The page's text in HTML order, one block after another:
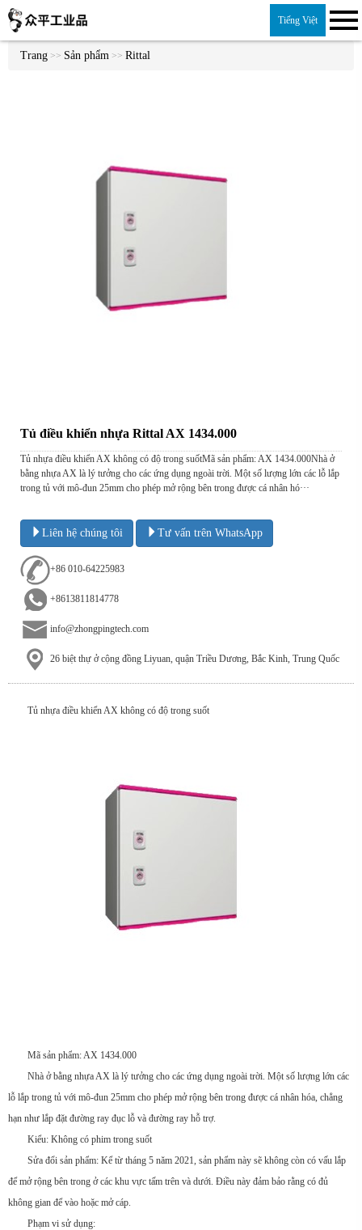
Tiếng Việt
Trang >> Sản phẩm >> Rittal
Tủ điều khiển nhựa Rittal AX 1434.000
Tủ nhựa điều khiển AX không có độ trong suốtMã sản phẩm: AX 1434.000Nhà ở
bằng nhựa AX là lý tưởng cho các ứng dụng ngoài trời. Một số lượng lớn các lỗ lắp
trong tủ với mô-đun 25mm cho phép mở rộng bên trong được cá nhân hó···
Liên hệ chúng tôi Tư vấn trên WhatsApp
+86 010-64225983
+8613811814778
info@zhongpingtech.com
26 biệt thự ở cộng đồng Liyuan, quận Triều Dương, Bắc Kinh, Trung Quốc
Tủ nhựa điều khiển AX không có độ trong suốt
Mã sản phẩm: AX 1434.000
Nhà ở bằng nhựa AX là lý tưởng cho các ứng dụng ngoài trời. Một số lượng lớn các
lỗ lắp trong tủ với mô-đun 25mm cho phép mở rộng bên trong được cá nhân hóa, chẳng
hạn như lắp đặt đường ray đục lỗ và đường ray hỗ trợ.
Kiểu: Không có phim trong suốt
Sửa đổi sản phẩm: Kể từ tháng 5 năm 2021, sản phẩm này sẽ không còn có vấu lắp
để mở rộng bên trong ở các khu vực tấm trên và dưới. Điều này đảm bảo rằng có đủ
không gian để vào hoặc mở cáp.
Phạm vi sử dụng: